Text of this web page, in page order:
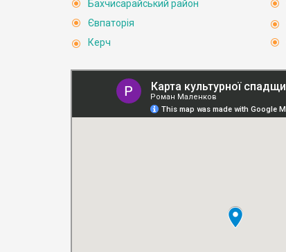
Бахчисарайський район
Євпаторія
Керч